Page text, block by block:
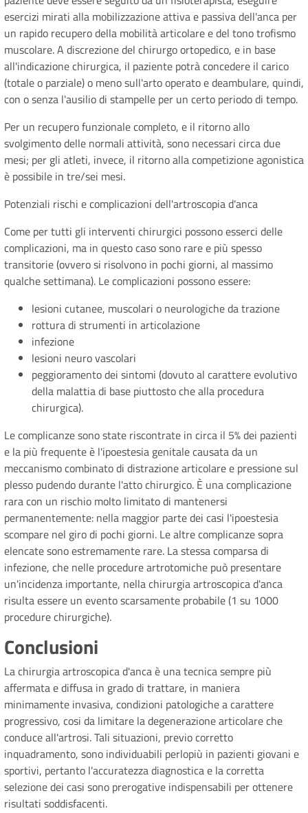
esercizi mirati alla mobilizzazione attiva e passiva dell'anca per
un rapido recupero della mobilità articolare e del tono trofismo
muscolare. A discrezione del chirurgo ortopedico, e in base
all'indicazione chirurgica, il paziente potrà concedere il carico
(totale o parziale) o meno sull'arto operato e deambulare, quindi,
con o senza l'ausilio di stampelle per un certo periodo di tempo.
Per un recupero funzionale completo, e il ritorno allo
svolgimento delle normali attività, sono necessari circa due
mesi; per gli atleti, invece, il ritorno alla competizione agonistica
è possibile in tre/sei mesi.
Potenziali rischi e complicazioni dell'artroscopia d'anca
Come per tutti gli interventi chirurgici possono esserci delle
complicazioni, ma in questo caso sono rare e più spesso
transitorie (ovvero si risolvono in pochi giorni, al massimo
qualche settimana). Le complicazioni possono essere:
lesioni cutanee, muscolari o neurologiche da trazione
rottura di strumenti in articolazione
infezione
lesioni neuro vascolari
peggioramento dei sintomi (dovuto al carattere evolutivo
della malattia di base piuttosto che alla procedura
chirurgica).
Le complicanze sono state riscontrate in circa il 5% dei pazienti
e la più frequente è l'ipoestesia genitale causata da un
meccanismo combinato di distrazione articolare e pressione sul
plesso pudendo durante l'atto chirurgico. È una complicazione
rara con un rischio molto limitato di mantenersi
permanentemente: nella maggior parte dei casi l'ipoestesia
scompare nel giro di pochi giorni. Le altre complicanze sopra
elencate sono estremamente rare. La stessa comparsa di
infezione, che nelle procedure artrotomiche può presentare
un'incidenza importante, nella chirurgia artroscopica d'anca
risulta essere un evento scarsamente probabile (1 su 1000
procedure chirurgiche).
Conclusioni
La chirurgia artroscopica d'anca è una tecnica sempre più
affermata e diffusa in grado di trattare, in maniera
minimamente invasiva, condizioni patologiche a carattere
progressivo, cosi da limitare la degenerazione articolare che
conduce all'artrosi. Tali situazioni, previo corretto
inquadramento, sono individuabili perlopiù in pazienti giovani e
sportivi, pertanto l'accuratezza diagnostica e la corretta
selezione dei casi sono prerogative indispensabili per ottenere
risultati soddisfacenti.